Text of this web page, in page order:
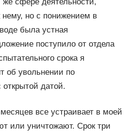
но с понижением в
была устная
поступило от отдела
срока я
об увольнении по
датой.
все устраивает в моей
или уничтожают. Срок три